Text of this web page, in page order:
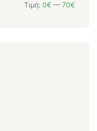
Τιμή: 0€ — 70€